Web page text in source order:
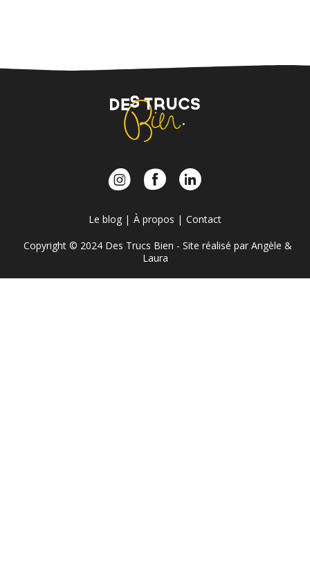
Le blog À propos
Contact
Copyright © 2024 Des Trucs Bien - Site réalisé par Angèle &
Laura